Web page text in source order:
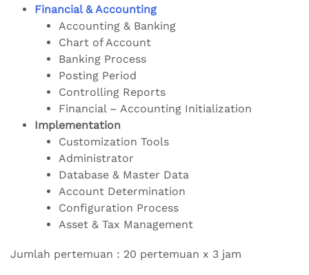
Financial & Accounting
Accounting & Banking
Chart of Account
Banking Process
Posting Period
Controlling Reports
Financial – Accounting Initialization
Implementation
Customization Tools
Administrator
Database & Master Data
Account Determination
Configuration Process
Asset & Tax Management
Jumlah pertemuan : 20 pertemuan x 3 jam